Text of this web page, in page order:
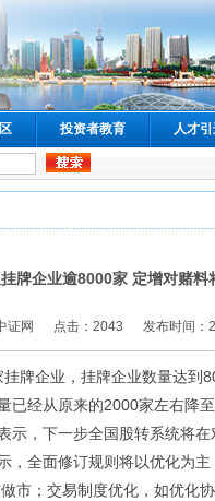
投资者教育 人才
牌企业逾8000家 定增对赌料
证网 点击：2043 发布时间：
牌企业，挂牌企业数量达到
经从原来的2000家左右降至
，下一步全国股转系统将在
，全面修订规则将以优化为
市；交易制度优化，如优化